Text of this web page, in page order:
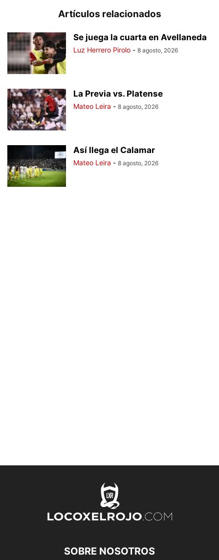
Artículos relacionados
Se juega la cuarta en Avellaneda
Luz Herrero Pirolo - 8 agosto, 2026
La Previa vs. Platense
Mateo Leira - 8 agosto, 2026
Así llega el Calamar
Mateo Leira - 8 agosto, 2026
SOBRE NOSOTROS